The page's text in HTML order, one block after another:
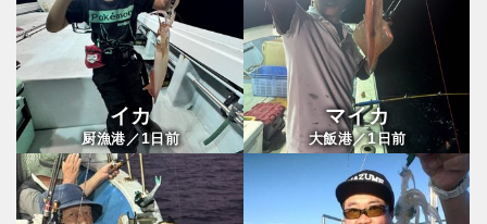
イカ
厨漁港／1日前
マイカ
大飯港／1日前